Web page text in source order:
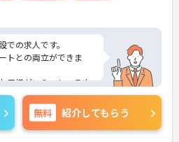
の求人です。
トとの両立ができま
子様がいらっしゃる方
だけます。
お問い合わせくださ
無料 紹介してもらう